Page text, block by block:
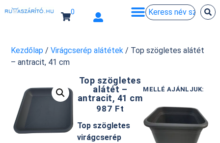
0
Kezdőlap /Virágcserép alátétek / Top szögletes alátét
– antracit, 41 cm
Top szögletes
alátét –
antracit, 41 cm
987 Ft
Top szögletes
virágcserép
MELLÉ AJÁNLJUK: